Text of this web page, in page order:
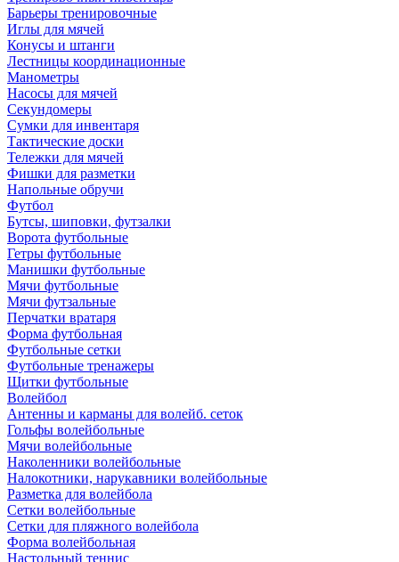
Барьеры тренировочные
Иглы для мячей
Конусы и штанги
Лестницы координационные
Манометры
Насосы для мячей
Секундомеры
Сумки для инвентаря
Тактические доски
Тележки для мячей
Фишки для разметки
Напольные обручи
Футбол
Бутсы, шиповки, футзалки
Ворота футбольные
Гетры футбольные
Манишки футбольные
Мячи футбольные
Мячи футзальные
Перчатки вратаря
Форма футбольная
Футбольные сетки
Футбольные тренажеры
Щитки футбольные
Волейбол
Антенны и карманы для волейб. сеток
Гольфы волейбольные
Мячи волейбольные
Наколенники волейбольные
Налокотники, нарукавники волейбольные
Разметка для волейбола
Сетки волейбольные
Сетки для пляжного волейбола
Форма волейбольная
Настольный теннис